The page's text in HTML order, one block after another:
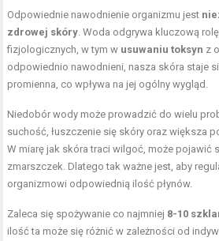
Odpowiednie nawodnienie organizmu jest
zdrowej skóry . Woda odgrywa kluczową
fizjologicznych, w tym w usuwaniu toksyn z
odpowiednio nawodnieni, nasza skóra staje
promienna, co wpływa na jej ogólny wygląd.
Niedobór wody może prowadzić do wielu
suchość, łuszczenie się skóry oraz większa
W miarę jak skóra traci wilgoć, może pojawić
zmarszczek. Dlatego tak ważne jest, aby
organizmowi odpowiednią ilość płynów.
Zaleca się spożywanie co najmniej 8-10
ilość ta może się różnić w zależności od